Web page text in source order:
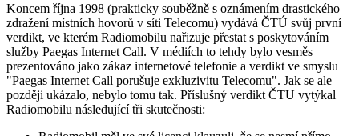
Koncem října 1998 (prakticky souběžně s oznámením drastického
zdražení místních hovorů v síti Telecomu) vydává ČTÚ svůj první
verdikt, ve kterém Radiomobilu nařizuje přestat s poskytováním
služby Paegas Internet Call. V médiích to tehdy bylo vesměs
prezentováno jako zákaz internetové telefonie a verdikt ve smyslu
"Paegas Internet Call porušuje exkluzivitu Telecomu". Jak se ale
později ukázalo, nebylo tomu tak. Příslušný verdikt ČTU vytýkal
Radiomobilu následující tři skutečnosti: